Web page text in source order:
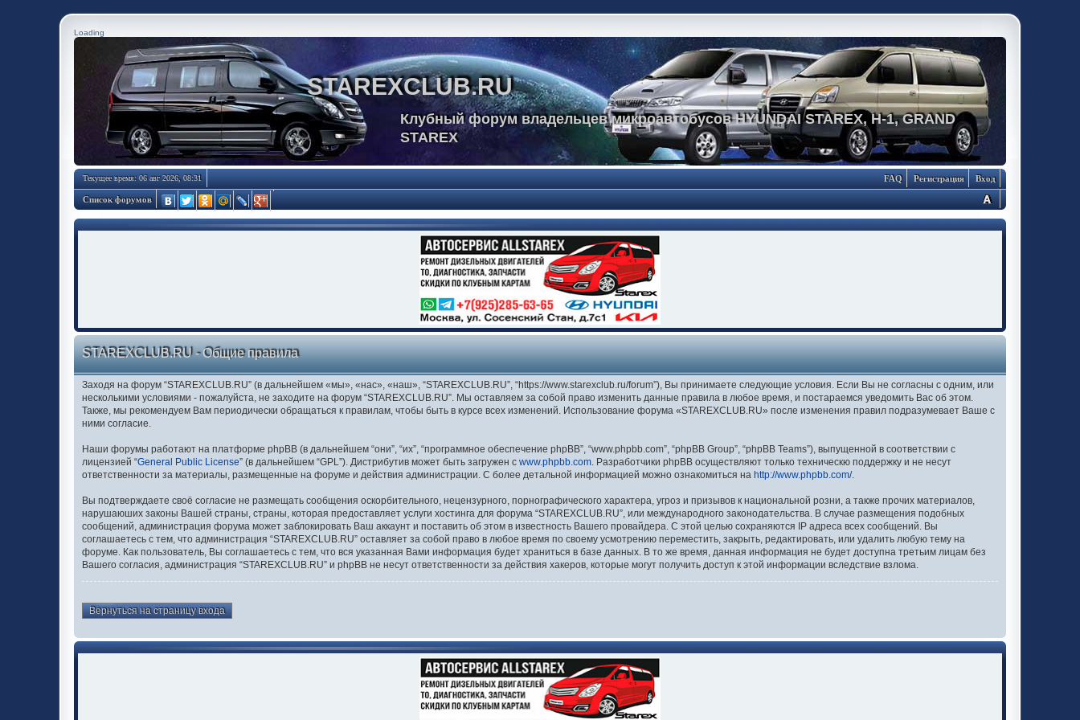
Loading
STAREXCLUB.RU
Клубный форум владельцев микроавтобусов HYUNDAI STAREX, H-1, GRAND
STAREX
Текущее время: 06 авг 2026, 08:31 Вход
Регистрация
FAQ
Список форумов
STAREXCLUB.RU - Общие правила
Заходя на форум “STAREXCLUB.RU” (в дальнейшем «мы», «нас», «наш», “STAREXCLUB.RU”, “https://www.starexclub.ru/forum”), Вы принимаете следующие условия. Если Вы не согласны с одним, или
несколькими условиями - пожалуйста, не заходите на форум “STAREXCLUB.RU”. Мы оставляем за собой право изменить данные правила в любое время, и постараемся уведомить Вас об этом.
Также, мы рекомендуем Вам периодически обращаться к правилам, чтобы быть в курсе всех изменений. Использование форума «STAREXCLUB.RU» после изменения правил подразумевает Ваше с
ними согласие.
Наши форумы работают на платформе phpBB (в дальнейшем “они”, “их”, “программное обеспечение phpBB”, “www.phpbb.com”, “phpBB Group”, “phpBB Teams”), выпущенной в соответствии с
лицензией “General Public License” (в дальнейшем “GPL”). Дистрибутив может быть загружен с www.phpbb.com. Разработчики phpBB осуществляют только техническю поддержку и не несут
ответственности за материалы, размещенные на форуме и действия администрации. С более детальной информацией можно ознакомиться на http://www.phpbb.com/.
Вы подтверждаете своё согласие не размещать сообщения оскорбительного, нецензурного, порнографического характера, угроз и призывов к национальной розни, а также прочих материалов,
нарушаюших законы Вашей страны, страны, которая предоставляет услуги хостинга для форума “STAREXCLUB.RU”, или международного законодательства. В случае размещения подобных
сообщений, администрация форума может заблокировать Ваш аккаунт и поставить об этом в известность Вашего провайдера. С этой целью сохраняются IP адреса всех сообщений. Вы
соглашаетесь с тем, что администрация “STAREXCLUB.RU” оставляет за собой право в любое время по своему усмотрению переместить, закрыть, редактировать, или удалить любую тему на
форуме. Как пользователь, Вы соглашаетесь с тем, что вся указанная Вами информация будет храниться в базе данных. В то же время, данная информация не будет доступна третьим лицам без
Вашего согласия, администрация “STAREXCLUB.RU” и phpBB не несут ответственности за действия хакеров, которые могут получить доступ к этой информации вследствие взлома.
Вернуться на страницу входа